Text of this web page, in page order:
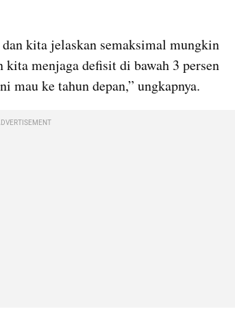
kita jelaskan semaksimal mungkin
menjaga defisit di bawah 3 persen
mau ke tahun depan,” ungkapnya.